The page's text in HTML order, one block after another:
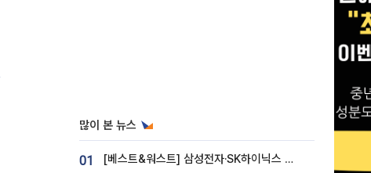
많이 본 뉴스
01 [베스트&워스트] 삼성전자·SK하이닉스 밀린 한 주…상상인증권은 85% 급등